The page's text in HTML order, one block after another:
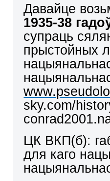
Давайце
1935-38
супраць
прыстойных
sky.com/
ЦК ВКП(б):
для каго